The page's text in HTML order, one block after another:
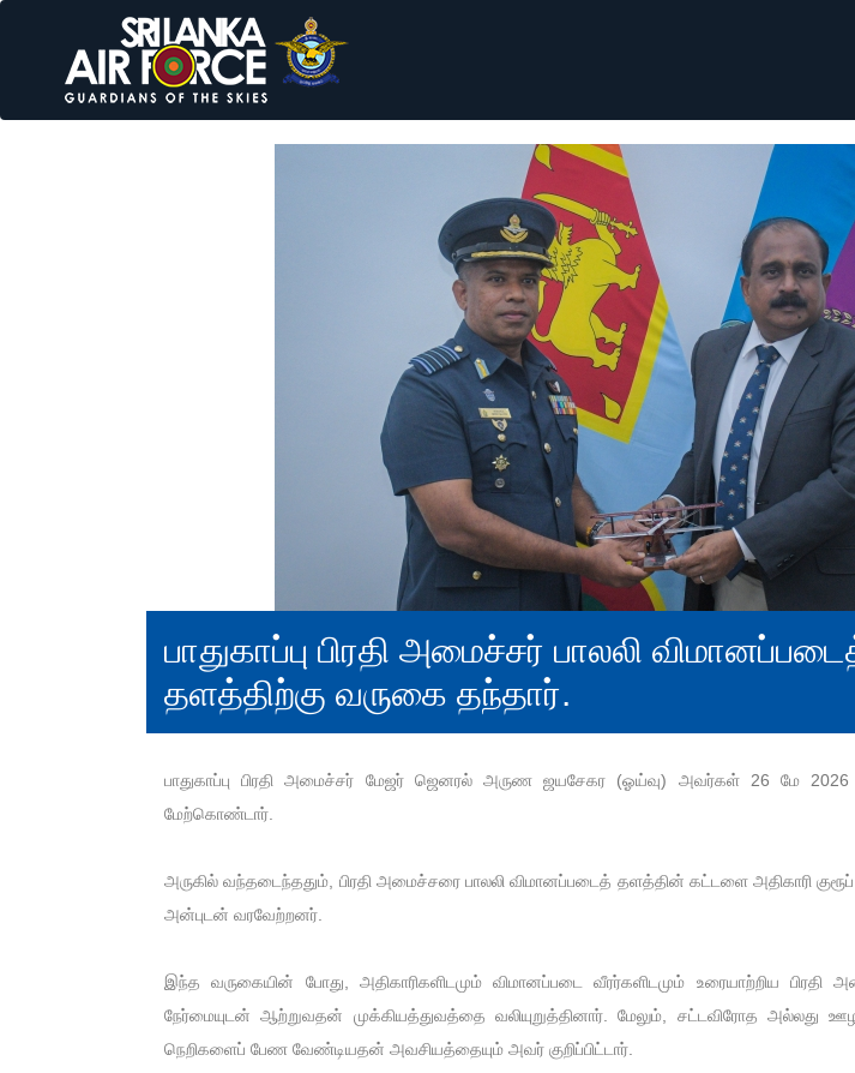
பாதுகாப்பு பிரதி அமைச்சர் பாலலி
தளத்திற்கு வருகை தந்தார்.
பாதுகாப்பு பிரதி அமைச்சர் மேஜர் ஜெனரல் அருண ஜயசேகர (ஓய்வு) அவர்கள் 26 மே
மேற்கொண்டார்.
அருகில் வந்தடைந்ததும், பிரதி அமைச்சரை பாலலி விமானப்படைத் தளத்தின் கட்டளை அதிகாரி
அன்புடன் வரவேற்றனர்.
இந்த வருகையின் போது, ​​அதிகாரிகளிடமும் விமானப்படை வீரர்களிடமும் உரையாற்றிய
நேர்மையுடன் ஆற்றுவதன் முக்கியத்துவத்தை வலியுறுத்தினார். மேலும், சட்டவிரோத அல்லது
நெறிகளைப் பேண வேண்டியதன் அவசியத்தையும் அவர் குறிப்பிட்டார்.